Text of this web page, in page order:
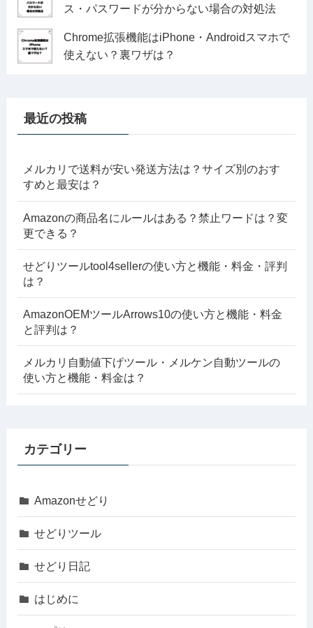
ス・パスワードが分からない場合の対処法
Chrome拡張機能はiPhone・Androidスマホで
使えない？裏ワザは？
最近の投稿
メルカリで送料が安い発送方法は？サイズ別のおす
すめと最安は？
Amazonの商品名にルールはある？禁止ワードは？変
更できる？
せどりツールtool4sellerの使い方と機能・料金・評判
は？
AmazonOEMツールArrows10の使い方と機能・料金
と評判は？
メルカリ自動値下げツール・メルケン自動ツールの
使い方と機能・料金は？
カテゴリー
Amazonせどり
せどりツール
せどり日記
はじめに